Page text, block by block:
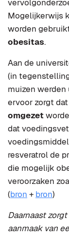
Mogelijkerwijs
worden
obesitas.
Aan de
(in
muizen werden
ervoor zorgt
omgezet
dat voedingsvet
resveratrol de
die mogelijk
veroorzaken
(bron + bron)
Daarnaast
aanmaak van